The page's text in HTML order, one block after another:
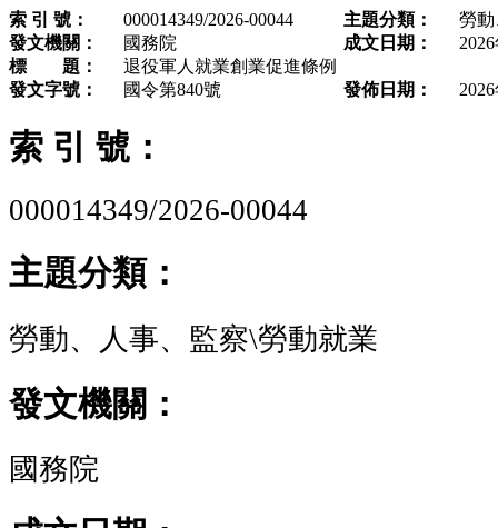
索 引 號： 000014349/2026-00044 主題分類：
勞
發文機關：
國務院 成文日期：
標 題：
退役軍人就業創業促進條例
發文字號：
國令第840號 發佈日期：
索 引 號：
000014349/2026-00044
主題分類：
勞動、人事、監察\勞動就業
發文機關：
國務院